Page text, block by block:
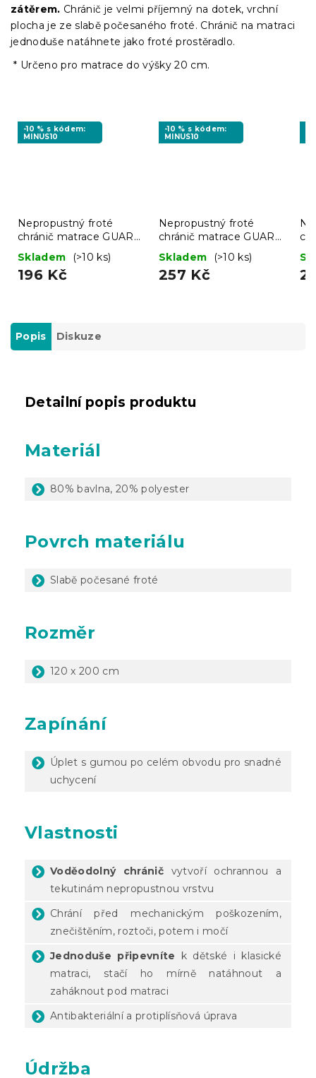
zátěrem. Chránič je velmi příjemný na dotek, vrchní
plocha je ze slabě počesaného froté. Chránič na matraci
jednoduše natáhnete jako froté prostěradlo.
* Určeno pro matrace do výšky 20 cm.
-10 % s kódem:
MINUS10
Nepropustný froté
chránič matrace GUARD
90 x 200 cm
Skladem (>10 ks)
196 Kč
-10 % s kódem:
MINUS10
Nepropustný froté
chránič matrace GUARD
140 x 200 cm
Skladem (>10 ks)
257 Kč
Popis Diskuze
Detailní popis produktu
Materiál
80% bavlna, 20% polyester
Povrch materiálu
Slabě počesané froté
Rozměr
120 x 200 cm
Zapínání
Úplet s gumou po celém obvodu pro snadné
uchycení
Vlastnosti
Voděodolný chránič vytvoří ochrannou a
tekutinám nepropustnou vrstvu
Chrání před mechanickým poškozením,
znečištěním, roztoči, potem i močí
Jednoduše připevníte k dětské i klasické
matraci, stačí ho mírně natáhnout a
zaháknout pod matraci
Antibakteriální a protiplísňová úprava
Údržba